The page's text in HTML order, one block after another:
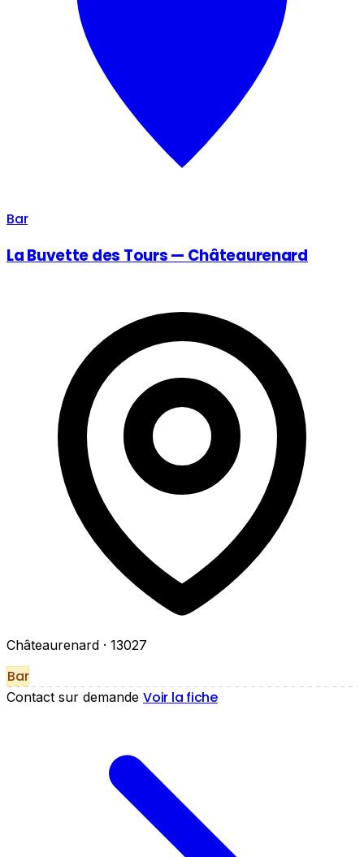
Bar
La Buvette des Tours — Châteaurenard
Châteaurenard · 13027
Bar
Contact sur demande Voir la fiche